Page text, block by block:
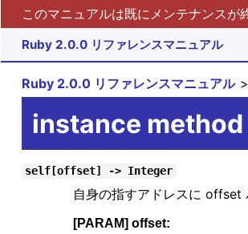
このマニュアルは既にメンテナンスが
Ruby 2.0.0 リファレンスマニュアル
Ruby 2.0.0 リファレンスマニュアル
instance
self[offset] -> Integer
自身の指すアドレスに offset
[PARAM] offset: